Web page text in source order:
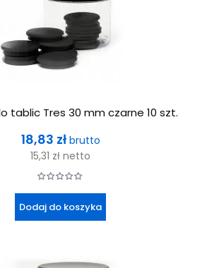
tablic Tres 30 mm czarne 10 szt.
Cena
18,83 zł brutto
15,31 zł netto
Dodaj do koszyka